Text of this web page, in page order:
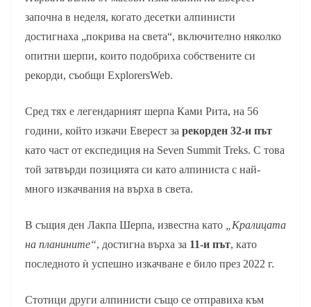
започна в неделя, когато десетки алпинисти
достигнаха „покрива на света“, включително няколко
опитни шерпи, които подобриха собствените си
рекорди, съобщи ExplorersWeb.
Сред тях е легендарният шерпа Ками Рита, на 56
години, който изкачи Еверест за рекорден 32-и път
като част от експедиция на Seven Summit Treks. С това
той затвърди позицията си като алпиниста с най-
много изкачвания на върха в света.
В същия ден Лакпа Шерпа, известна като
„Кралицата
на планините“, достигна върха за 11-и път, като
последното ѝ успешно изкачване е било през 2022 г.
Стотици други алпинисти също се отправиха към